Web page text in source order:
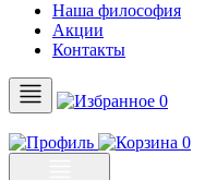
Наша философия
Акции
Контакты
0
0